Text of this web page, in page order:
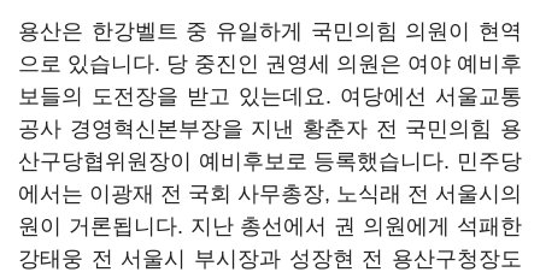
용산은 한강벨트 중 유일하게 국민의힘 의원이 현역
으로 있습니다. 당 중진인 권영세 의원은 여야 예비후
보들의 도전장을 받고 있는데요. 여당에선 서울교통
공사 경영혁신본부장을 지낸 황춘자 전 국민의힘 용
산구당협위원장이 예비후보로 등록했습니다. 민주당
에서는 이광재 전 국회 사무총장, 노식래 전 서울시의
원이 거론됩니다. 지난 총선에서 권 의원에게 석패한
강태웅 전 서울시 부시장과 성장현 전 용산구청장도